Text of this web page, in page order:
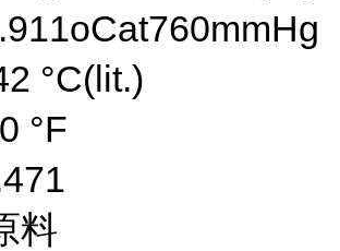
°C(lit.)
°F
料